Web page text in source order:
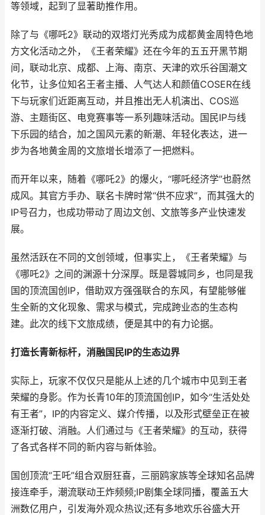
等领域，起到了显著助推作用。
除了与《哪吒2》联动的双塔灯光秀成为成都黄金周特色地
方文化活动之外，《王者荣耀》还在今年的五五开黑节期
间，联动北京、成都、上海、南京、天津的欢乐谷国潮文
化节，让多位知名王者主播、人气达人和颜值COSER在线
下与玩家们近距离互动，并且推出无人机演出、COS巡
游、主题街区、电竞赛事等一系列趣味活动。国民IP与线
下乐园的结合，加之国风元素的新潮、年轻化表达，进一
步为各地黄金周的文旅增长增添了一把燃料。
而开年以来，随着《哪吒2》的爆火，“哪吒经济学”也蔚然
成风。其官方手办、联名卡牌时常“供不应求”，而其强大的
IP号召力，也成功带动了周边文创、文旅等多产业快速发
展。
虽然活跃在不同的文创领域，但事实上，《王者荣耀》与
《哪吒2》之间的渊源十分深厚。既是蓉城同乡，也同是我
国的顶流国创IP，借助双方强强联合的东风，有望能够催
生全新的文化现象、需求与模式，完成跨业态的生态构
建。此次的线下文旅成绩，便是其中的有力论据。
打造长青新标杆，消融国民IP的生态边界
实际上，玩家不仅仅只是能从上述的几个城市中见到王者
荣耀的身影。作为长青10年的顶流国创IP，如今“生活处处
有王者”，IP的内容定义、媒介传播，以及形式壁垒正在被
逐渐打破、消融。人们通过与《王者荣耀》的互动，获得
了各式各样不同的新内容与新体验。
国创顶流“王吒”组合双厨狂喜，三丽鸥家族等全球知名品牌
接连牵手，潮流联动王炸频频;IP剧集全球同播，覆盖五大
洲数亿用户，引发海外观众热议;还有多地欢乐谷盛大开